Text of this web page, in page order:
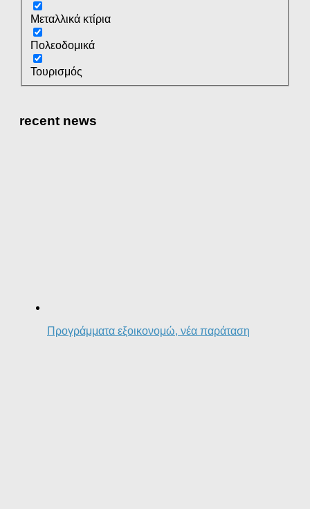
Μεταλλικά κτίρια
Πολεοδομικά
Τουρισμός
recent news
Προγράμματα εξοικονομώ, νέα παράταση